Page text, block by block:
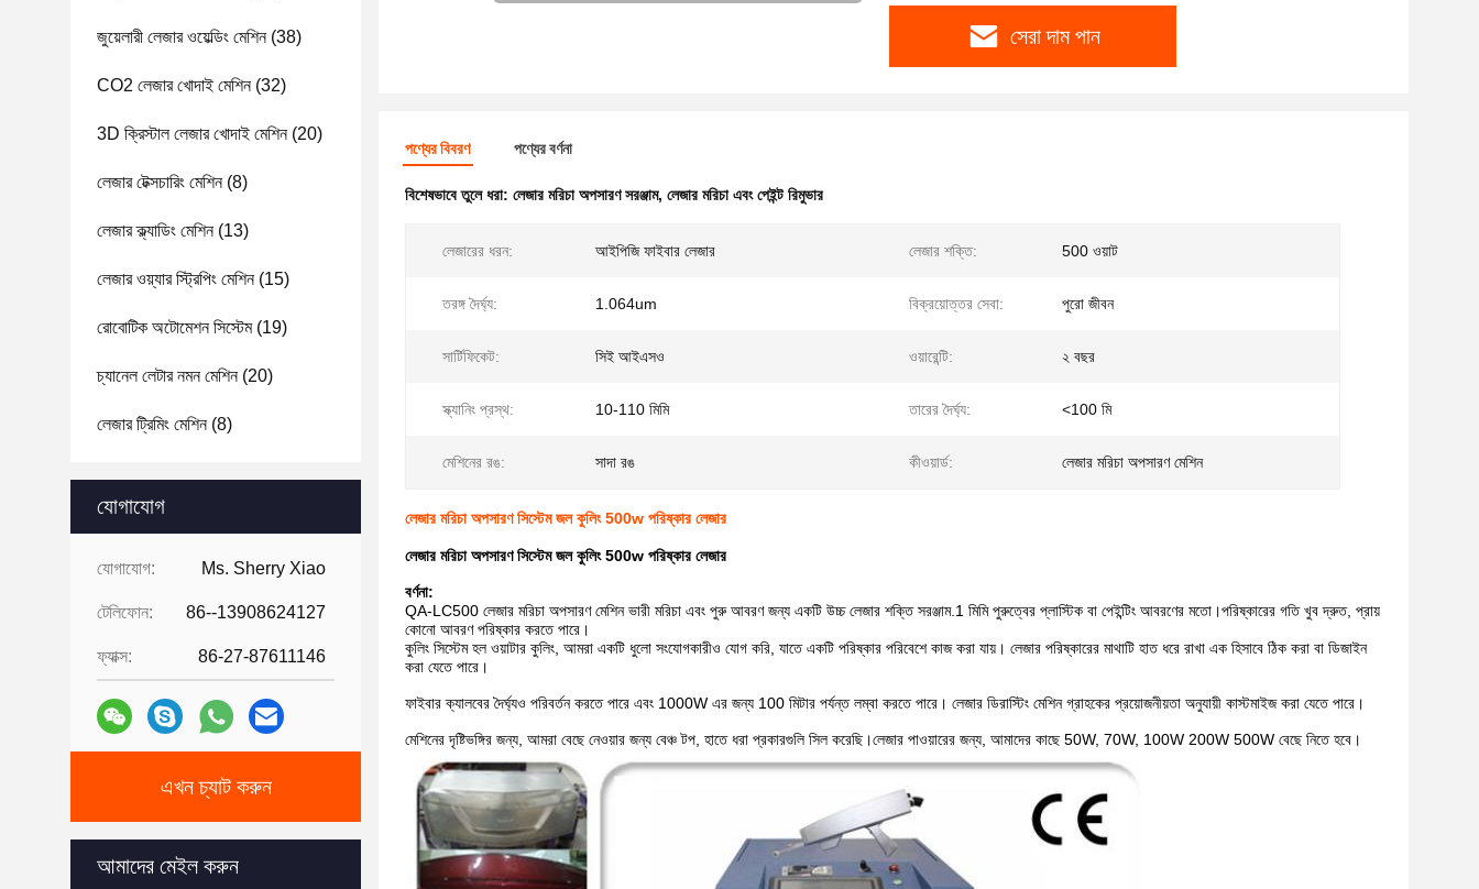
জুয়েলারী লেজার ওয়েল্ডিং মেশিন(38)
CO2 লেজার খোদাই মেশিন(32)
3D ক্রিস্টাল লেজার খোদাই মেশিন(20)
লেজার টেক্সচারিং মেশিন(8)
লেজার ক্ল্যাডিং মেশিন(13)
লেজার ওয়্যার স্ট্রিপিং মেশিন(15)
রোবোটিক অটোমেশন সিস্টেম(19)
চ্যানেল লেটার নমন মেশিন(20)
লেজার ট্রিমিং মেশিন(8)
যোগাযোগ
যোগাযোগ: Ms. Sherry Xiao
টেলিফোন: 86--13908624127
ফ্যাক্স: 86-27-87611146
এখন চ্যাট করুন
আমাদের মেইল করুন
সেরা দাম পান
পণ্যের বিবরণ পণ্যের বর্ণনা
বিশেষভাবে তুলে ধরা: লেজার মরিচা অপসারণ সরঞ্জাম, লেজার মরিচা এবং পেইন্ট রিমুভার
লেজারের ধরন: আইপিজি ফাইবার লেজার লেজার শক্তি: 500 ওয়াট
তরঙ্গ দৈর্ঘ্য: 1.064um বিক্রয়োত্তর সেবা: পুরো জীবন
সার্টিফিকেট: সিই আইএসও ওয়ারেন্টি: ২ বছর
স্ক্যানিং প্রস্থ: 10-110 মিমি তারের দৈর্ঘ্য: <100 মি
মেশিনের রঙ: সাদা রঙ কীওয়ার্ড: লেজার মরিচা অপসারণ মেশিন
লেজার মরিচা অপসারণ সিস্টেম জল কুলিং 500w পরিষ্কার লেজার
লেজার মরিচা অপসারণ সিস্টেম জল কুলিং 500w পরিষ্কার লেজার
বর্ণনা:
QA-LC500 লেজার মরিচা অপসারণ মেশিন ভারী মরিচা এবং পুরু আবরণ জন্য একটি উচ্চ লেজার শক্তি সরঞ্জাম.1 মিমি পুরুত্বের প্লাস্টিক বা পেইন্টিং আবরণের মতো।পরিষ্কারের গতি খুব দ্রুত, প্রায়
কোনো আবরণ পরিষ্কার করতে পারে।
কুলিং সিস্টেম হল ওয়াটার কুলিং, আমরা একটি ধুলো সংযোগকারীও যোগ করি, যাতে একটি পরিষ্কার পরিবেশে কাজ করা যায়। লেজার পরিষ্কারের মাথাটি হাত ধরে রাখা এক হিসাবে ঠিক করা বা ডিজাইন
করা যেতে পারে।
ফাইবার ক্যালবের দৈর্ঘ্যও পরিবর্তন করতে পারে এবং 1000W এর জন্য 100 মিটার পর্যন্ত লম্বা করতে পারে। লেজার ডিরাস্টিং মেশিন গ্রাহকের প্রয়োজনীয়তা অনুযায়ী কাস্টমাইজ করা যেতে পারে।
মেশিনের দৃষ্টিভঙ্গির জন্য, আমরা বেছে নেওয়ার জন্য বেঞ্চ টপ, হাতে ধরা প্রকারগুলি সিল করেছি।লেজার পাওয়ারের জন্য, আমাদের কাছে 50W, 70W, 100W 200W 500W বেছে নিতে হবে।